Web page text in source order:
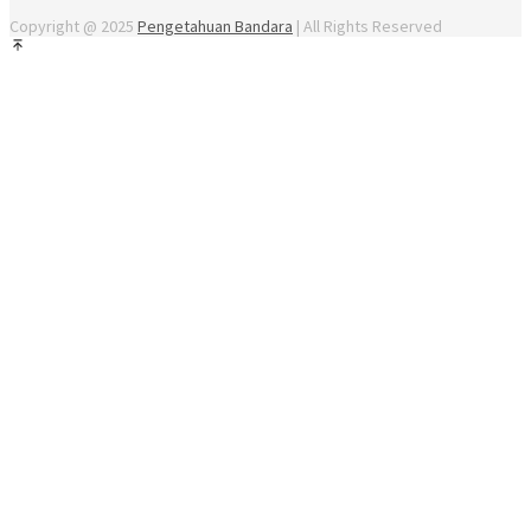
Copyright @ 2025 Pengetahuan Bandara | All Rights Reserved